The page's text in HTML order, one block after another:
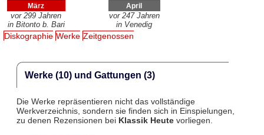
März
vor 299 Jahren
in Bitonto b. Bari
April
vor 247 Jahren
in Venedig
Diskographie Werke Zeitgenossen
Werke (10) und Gattungen (3)
Die Werke repräsentieren nicht das vollständige
Werkverzeichnis, sondern sie finden sich in Einspielungen,
zu denen Rezensionen bei Klassik Heutevorliegen.